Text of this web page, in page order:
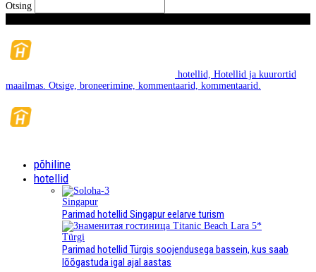
Otsing
hotellid, Hotellid ja kuurortid
maailmas. Otsige, broneerimine, kommentaarid, kommentaarid.
põhiline
hotellid
Singapur
Parimad hotellid Singapur eelarve turism
Türgi
Parimad hotellid Türgis soojendusega bassein, kus saab
lõõgastuda igal ajal aastas